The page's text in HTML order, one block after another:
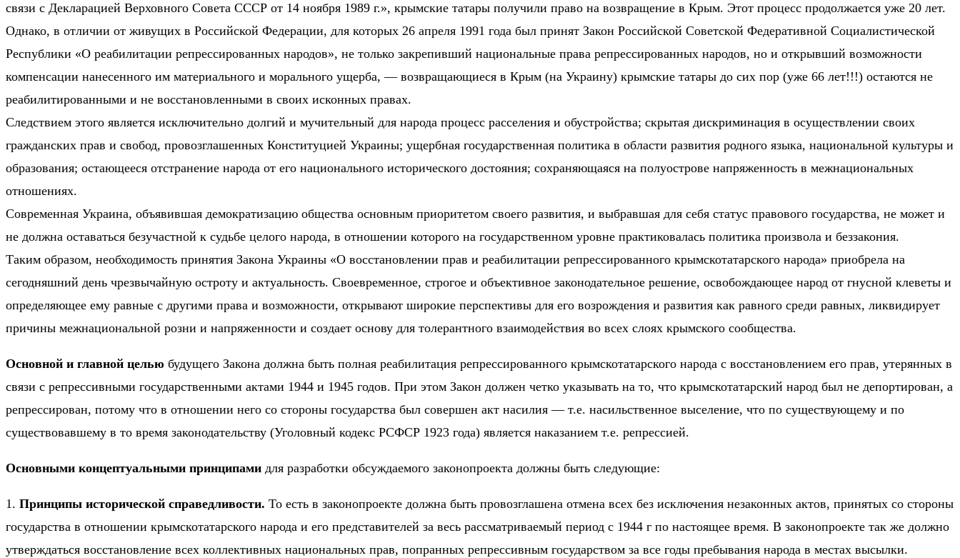
связи с Декларацией Верховного Совета СССР от 14 ноября 1989 г.», крымские татары получили право на возвращение в Крым. Этот процесс продолжается уже 20 лет.
Однако, в отличии от живущих в Российской Федерации, для которых 26 апреля 1991 года был принят Закон Российской Советской Федеративной Социалистической
Республики «О реабилитации репрессированных народов», не только закрепивший национальные права репрессированных народов, но и открывший возможности
компенсации нанесенного им материального и морального ущерба, — возвращающиеся в Крым (на Украину) крымские татары до сих пор (уже 66 лет!!!) остаются не
реабилитированными и не восстановленными в своих исконных правах.
Следствием этого является исключительно долгий и мучительный для народа процесс расселения и обустройства; скрытая дискриминация в осуществлении своих
гражданских прав и свобод, провозглашенных Конституцией Украины; ущербная государственная политика в области развития родного языка, национальной культуры и
образования; остающееся отстранение народа от его национального исторического достояния; сохраняющаяся на полуострове напряженность в межнациональных
отношениях.
Современная Украина, объявившая демократизацию общества основным приоритетом своего развития, и выбравшая для себя статус правового государства, не может и
не должна оставаться безучастной к судьбе целого народа, в отношении которого на государственном уровне практиковалась политика произвола и беззакония.
Таким образом, необходимость принятия Закона Украины «О восстановлении прав и реабилитации репрессированного крымскотатарского народа» приобрела на
сегодняшний день чрезвычайную остроту и актуальность. Своевременное, строгое и объективное законодательное решение, освобождающее народ от гнусной клеветы и
определяющее ему равные с другими права и возможности, открывают широкие перспективы для его возрождения и развития как равного среди равных, ликвидирует
причины межнациональной розни и напряженности и создает основу для толерантного взаимодействия во всех слоях крымского сообщества.
Основной и главной целью будущего Закона должна быть полная реабилитация репрессированного крымскотатарского народа с восстановлением его прав, утерянных в
связи с репрессивными государственными актами 1944 и 1945 годов. При этом Закон должен четко указывать на то, что крымскотатарский народ был не депортирован, а
репрессирован, потому что в отношении него со стороны государства был совершен акт насилия — т.е. насильственное выселение, что по существующему и по
существовавшему в то время законодательству (Уголовный кодекс РСФСР 1923 года) является наказанием т.е. репрессией.
Основными концептуальными принципами для разработки обсуждаемого законопроекта должны быть следующие:
1. Принципы исторической справедливости. То есть в законопроекте должна быть провозглашена отмена всех без исключения незаконных актов, принятых со стороны
государства в отношении крымскотатарского народа и его представителей за весь рассматриваемый период с 1944 г по настоящее время. В законопроекте так же должно
утверждаться восстановление всех коллективных национальных прав, попранных репрессивным государством за все годы пребывания народа в местах высылки.